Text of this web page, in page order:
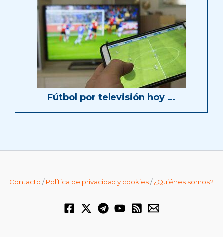
Fútbol por televisión hoy …
Contacto /Política de privacidad y cookies/¿Quiénes somos?